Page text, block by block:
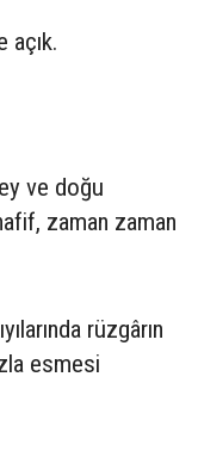
açık.
ve doğu
zaman zaman
rüzgârın
esmesi